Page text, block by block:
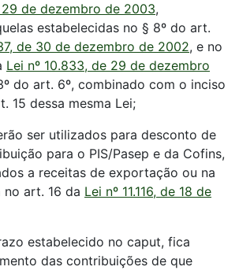
29 de dezembro de 2003,
estabelecidas no § 8º do art.
de 30 de dezembro de 2002, e no
Lei nº 10.833, de 29 de dezembro
do art. 6º, combinado com o inciso
15 dessa mesma Lei;
ser utilizados para desconto de
para o PIS/Pasep e da Cofins,
a receitas de exportação ou na
art. 16 da Lei nº 11.116, de 18 de
estabelecido no caput, fica
das contribuições de que